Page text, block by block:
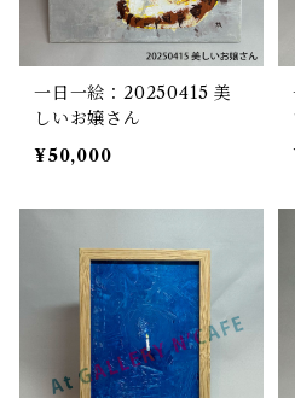
一日一絵：20250415 美
しいお嬢さん
¥50,000